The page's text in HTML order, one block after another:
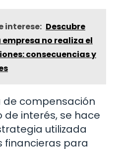
interese: Descubre
empresa no realiza el
consecuencias y
compensación
de interés, se hace
utilizada
financieras para